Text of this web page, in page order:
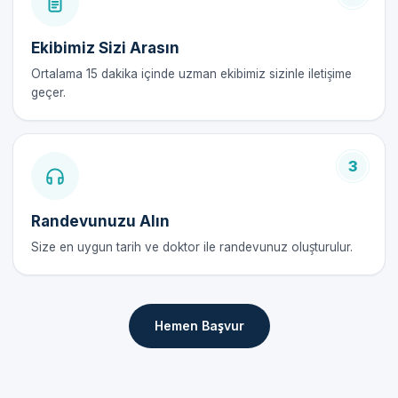
Hızlı iyileşme süreci
Hijyenik ve steril ortamda yapılması
Kısa süreli işlem
2026 yılında Saimbeyli'de lazer sünnet fiyatları, kullanılan
malzemelere ve sunulan hizmete göre değişiklik
alabilirsiniz.
Lazer Sünnet Sonrası Bakım Rehberi
İlk 48 saat boyunca çocuğunuzun genital bölgesine dikkat
Ekibimiz Sizi Arasın
Ortalama 15 dakika içinde uzman ekibimiz sizinle iletişime
geçer.
3
Randevunuzu Alın
Size en uygun tarih ve doktor ile randevunuz oluşturulur.
Hemen Başvur